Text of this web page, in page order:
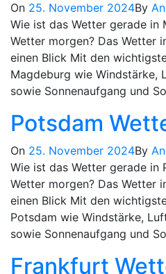
On 25. November 2024By
Wie ist das Wetter gerade in
Wetter morgen? Das Wetter
einen Blick Mit den
Magdeburg wie Windstärke,
sowie Sonnenaufgang und
Potsdam
On 25. November 2024By
Wie ist das Wetter gerade in
Wetter morgen? Das Wetter
einen Blick Mit den
Potsdam wie Windstärke,
sowie Sonnenaufgang und
Frankfurt